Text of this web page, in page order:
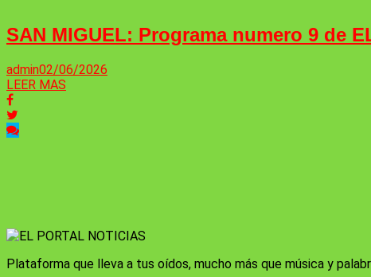
SAN MIGUEL: Programa numero 9 de
admin02/06/2026
LEER MAS
Plataforma que lleva a tus oídos, mucho más que música y